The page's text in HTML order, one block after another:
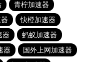
青柠加速器
快橙加速器
器
蚂蚁加速器
器
国外上网加速器